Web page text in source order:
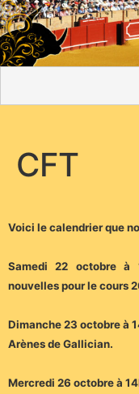
CFT
Voici le calendrier que
Samedi 22 octobre à
nouvelles pour le cours
Dimanche 23 octobre à
Arènes de Gallician.
Mercredi 26 octobre à